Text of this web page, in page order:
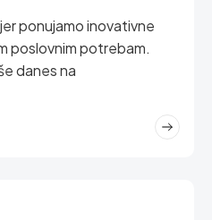
ponujamo inovativne
poslovnim potrebam.
danes na